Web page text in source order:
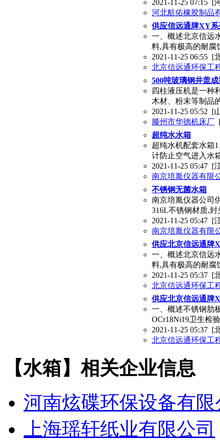
2021-11-25 07:15
[
河北航佑橡胶制品
供应信远通牌XY
一、概述北京信远
料,具有极高的耐腐
2021-11-25 06:55 [
北京信远通环保工
500吨玻璃钢井盖
四柱液压机是一种
木材、粉末等制品
2021-11-25 05:52 [
滕州市华德机床厂
超纯水水箱
超纯水机配套水箱
计防止空气进入水
2021-11-25 05:47 [
南京培胤仪器有限
不锈钢无菌水箱
南京培胤仪器公司
316L不锈钢材质,
2021-11-25 05:47 [
南京培胤仪器有限
供应北京信远通牌
一、概述北京信远
料,具有极高的耐腐
2021-11-25 05:37 [
北京信远通环保工
供应北京信远通牌
一、概述不锈钢肋
OCr18Ni19卫生检
2021-11-25 05:37 [
北京信远通环保工
【水箱】相关企业信息
河南炫碟环保设备有限
上海瑶轩纸业有限公司